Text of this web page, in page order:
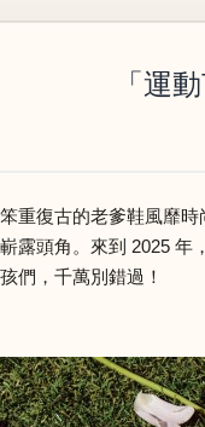
「運
重復古的老爹鞋風靡
露頭角。來到 2025
們，千萬別錯過！